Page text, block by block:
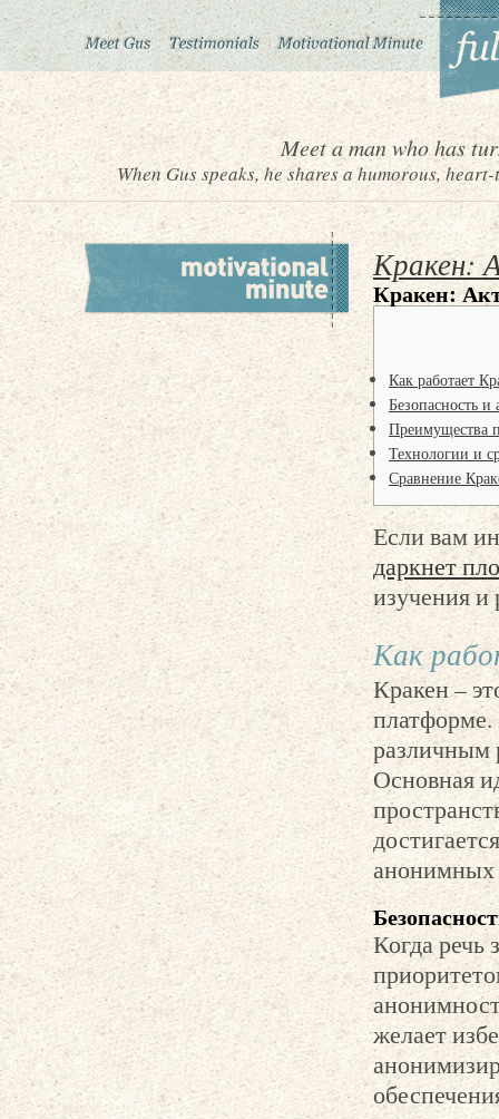
Meet a man who has
When Gus speaks, he shares a humorous,
Кракен:
Кракен:
Как работает
Безопасность
Преимущества
Технологии и
Сравнение
Если вам
даркнет
изучения и
Как
Кракен –
платформе.
различным
Основная
анонимных
Когда речь
желает